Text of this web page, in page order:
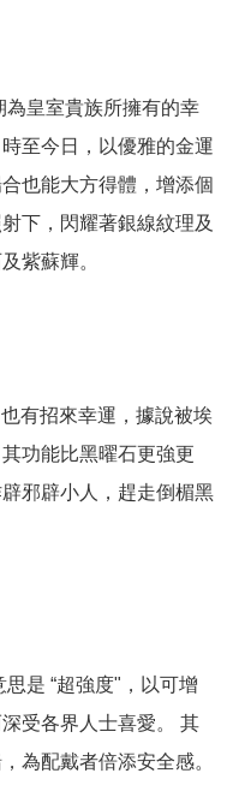
皇室貴族所擁有的幸
至今日，以優雅的金運
也能大方得體，增添個
下，閃耀著銀線紋理及
紫蘇輝。
有招來幸運，據說被埃
功能比黑曜石更強更
邪辟小人，趕走倒楣黑
是 “超強度"，以可增
受各界人士喜愛。 其
為配戴者倍添安全感。